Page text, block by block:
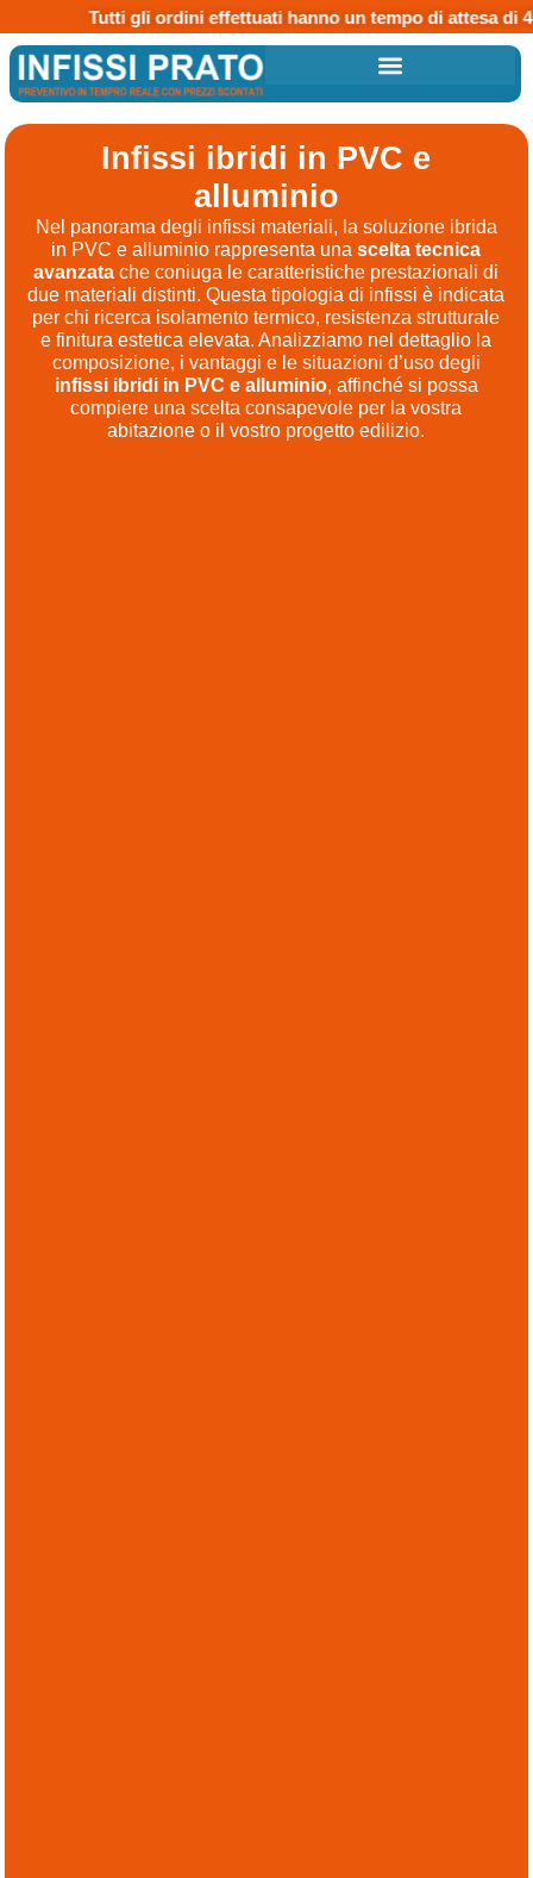
Tutti gli ordini effettuati hanno un tempo di attesa di 40
Infissi ibridi in PVC e
alluminio
Nel panorama degli infissi materiali, la soluzione ibrida
in PVC e alluminio rappresenta unascelta tecnica
avanzata che coniuga le caratteristiche prestazionali di
due materiali distinti. Questa tipologia di infissi è indicata
per chi ricerca isolamento termico, resistenza strutturale
e finitura estetica elevata. Analizziamo nel dettaglio la
composizione, i vantaggi e le situazioni d’uso degli
infissi ibridi in PVC e alluminio, affinché si possa
compiere una scelta consapevole per la vostra
abitazione o il vostro progetto edilizio.